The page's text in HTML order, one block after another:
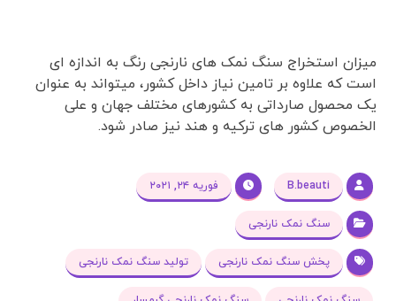
میزان استخراج سنگ نمک های نارنجی رنگ به اندازه ای
است که علاوه بر تامین نیاز داخل کشور، میتواند به عنوان
یک محصول صارداتی به کشورهای مختلف جهان و علی
الخصوص کشور های ترکیه و هند نیز صادر شود.
B.beauti فوریه ۲۴, ۲۰۲۱
سنگ نمک نارنجی
پخش سنگ نمک نارنجی تولید سنگ نمک نارنجی